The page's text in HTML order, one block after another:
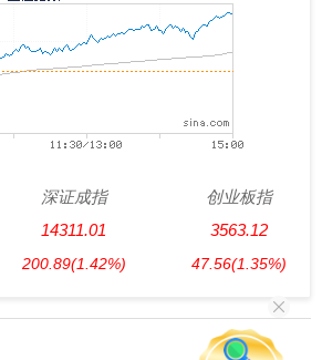
深证成指
14311.01
200.89(1.42%)
创业板指
3563.12
47.56(1.35%)